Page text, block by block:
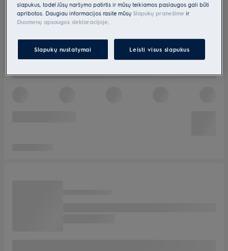
slapukus, todėl Jūsų naršymo patirtis ir mūsų teikiamos paslaugos gali būti
apribotos. Daugiau informacijos rasite mūsų Slapukų pranešime ir
Duomenų apsaugos deklaracijoje.
Slapukų nustatymai Leisti visus slapukus